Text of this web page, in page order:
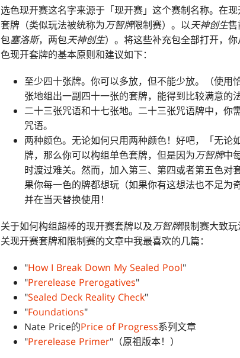
选色现开赛这名字来源于「现开赛」这个赛制名称。在
套牌（类似玩法被统称为万智牌限制赛）。以天神创生售
包塞洛斯，两包天神创生）。将这些补充包全部打开，
色现开套牌的基本原则和建议如下：
至少四十张牌。你可以多放，但不能少放。（使
张地组出一副四十一张的套牌，能得到比较满意的
二十三张咒语和十七张地。二十三张咒语牌中，
咒语。
两种颜色。无论如何只用两种颜色！好吧，「无论
牌，那么你可以构组单色套牌，但是因为万智牌中
时渡过难关。然而，加入第三、第四或者第五色
果你每一色的牌都想玩（如果你有这想法也不足为
并在当天替换使用！
关于如何构组超棒的现开赛套牌以及万智牌限制赛大致
关现开赛套牌和限制赛的文章中我最喜欢的几篇：
"How I Break Down My Sealed Pool"
"Prerelease Prerogatives"
"Sealed Deck Reality Check"
"Foundations"
Nate Price的Price of Progress系列文章
"Prerelease Primer"（原祖版本！）